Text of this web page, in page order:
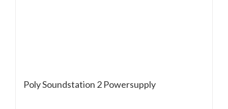
Poly Soundstation 2 Powersupply